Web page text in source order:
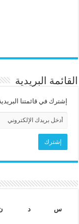
القائمة البريدية
إشترك في قائمتنا
س
د